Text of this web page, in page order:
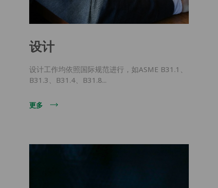
设计
设计工作均依照国际规范进行，如ASME B31.1、
B31.3、B31.4、B31.8...
更多